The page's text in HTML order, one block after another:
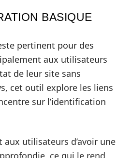
BASIQUE
pertinent pour des
aux utilisateurs
de leur site sans
cet outil explore les liens
sur l’identification
utilisateurs d’avoir une
ce qui le rend